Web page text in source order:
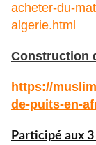
acheter-du-
algerie.html
Construction
https://
de-puits-en-
Participé aux